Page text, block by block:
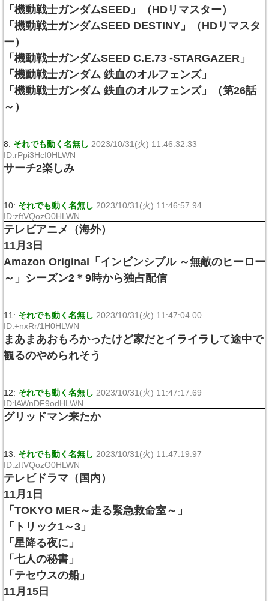
「機動戦士ガンダムSEED」（HDリマスター）
「機動戦士ガンダムSEED DESTINY」（HDリマスタ
ー）
「機動戦士ガンダムSEED C.E.73 -STARGAZER」
「機動戦士ガンダム 鉄血のオルフェンズ」
「機動戦士ガンダム 鉄血のオルフェンズ」（第26話
～）
8: それでも動く名無し 2023/10/31(火) 11:46:32.33
ID:rPpi3HcI0HLWN
サーチ2楽しみ
10: それでも動く名無し 2023/10/31(火) 11:46:57.94
ID:zftVQozO0HLWN
テレビアニメ（海外）
11月3日
Amazon Original「インビンシブル ～無敵のヒーロー
～」シーズン2＊9時から独占配信
11: それでも動く名無し 2023/10/31(火) 11:47:04.00
ID:+nxRr/1H0HLWN
まあまあおもろかったけど家だとイライラして途中で
観るのやめられそう
12: それでも動く名無し 2023/10/31(火) 11:47:17.69
ID:lAWnDF9odHLWN
グリッドマン来たか
13: それでも動く名無し 2023/10/31(火) 11:47:19.97
ID:zftVQozO0HLWN
テレビドラマ（国内）
11月1日
「TOKYO MER～走る緊急救命室～」
「トリック1～3」
「星降る夜に」
「七人の秘書」
「テセウスの船」
11月15日